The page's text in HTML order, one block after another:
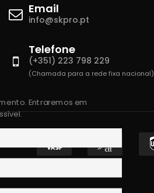
Email
info@skpro.pt
Telefone
(+351) 223 798 229
(Chamada para a rede fixa nacional)
Entraremos em